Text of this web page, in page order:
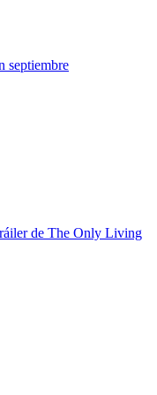
septiembre
de The Only Living